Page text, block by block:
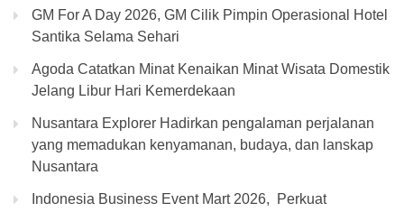
GM For A Day 2026, GM Cilik Pimpin Operasional Hotel
Santika Selama Sehari
Agoda Catatkan Minat Kenaikan Minat Wisata Domestik
Jelang Libur Hari Kemerdekaan
Nusantara Explorer Hadirkan pengalaman perjalanan
yang memadukan kenyamanan, budaya, dan lanskap
Nusantara
Indonesia Business Event Mart 2026, Perkuat